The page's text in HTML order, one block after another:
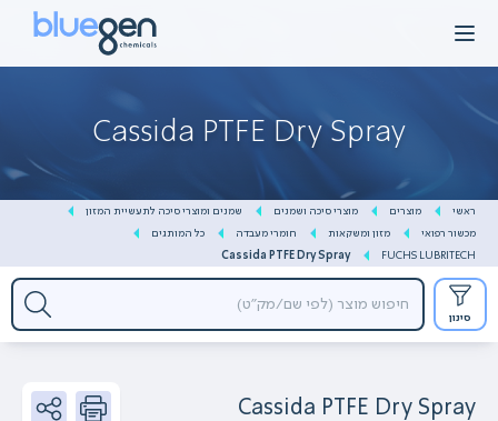
to
Cassida PTFE Dry Spray
ראשי מוצרים מוצרי סיכה ושמנים
שמנים ומוצרי סיכה לתעשיית המזון
מכשור רפואי
מזון ומשקאות חומרי מעבדה
כל המותגים
FUCHS LUBRITECH
Cassida PTFE Dry Spray
סינון
Cassida PTFE Dry Spray